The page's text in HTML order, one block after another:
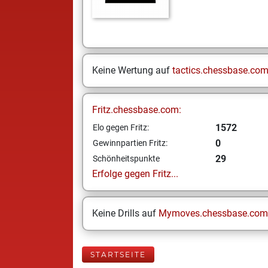
Keine Wertung auf tactics.chessbase.com
Fritz.chessbase.com:
Elo gegen Fritz: 1572
Gewinnpartien Fritz: 0
Schönheitspunkte
29
Erfolge gegen Fritz...
Keine Drills auf Mymoves.chessbase.com
STARTSEITE